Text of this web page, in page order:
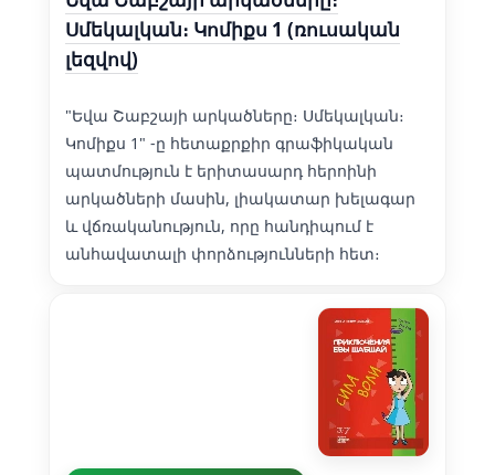
Սմեկալկան։ Կոմիքս 1 (ռուսական
լեզվով)
"Եվա Շաբշայի արկածները։ Սմեկալկան։
Կոմիքս 1" -ը հետաքրքիր գրաֆիկական
պատմություն է երիտասարդ հերոինի
արկածների մասին, լիակատար խելագար
և վճռականություն, որը հանդիպում է
անհավատալի փորձությունների հետ։